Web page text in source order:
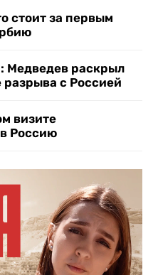
стоит за первым
Медведев раскрыл
с Россией
визите
Россию